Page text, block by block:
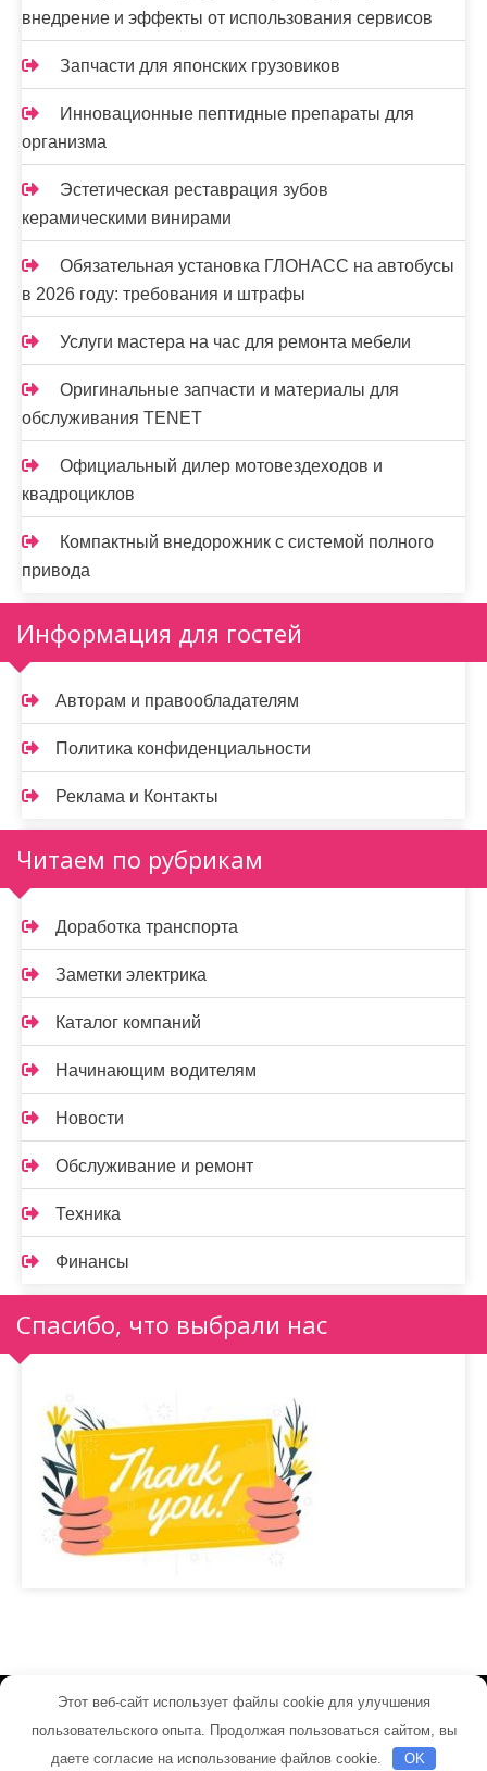
внедрение и эффекты от использования сервисов
Запчасти для японских грузовиков
Инновационные пептидные препараты для
организма
Эстетическая реставрация зубов
керамическими винирами
Обязательная установка ГЛОНАСС на автобусы
в 2026 году: требования и штрафы
Услуги мастера на час для ремонта мебели
Оригинальные запчасти и материалы для
обслуживания TENET
Официальный дилер мотовездеходов и
квадроциклов
Компактный внедорожник с системой полного
привода
Информация для гостей
Авторам и правообладателям
Политика конфиденциальности
Реклама и Контакты
Читаем по рубрикам
Доработка транспорта
Заметки электрика
Каталог компаний
Начинающим водителям
Новости
Обслуживание и ремонт
Техника
Финансы
Спасибо, что выбрали нас
industrialmachine.ru - Работает на WordPress
Тема от Grace Themes
Этот веб-сайт использует файлы cookie для улучшения
пользовательского опыта. Продолжая пользоваться сайтом, вы
даете согласие на использование файлов cookie.
OK